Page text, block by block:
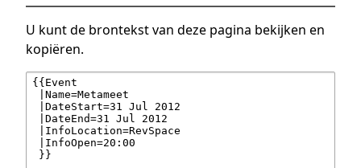
U kunt de brontekst van deze pagina bekijken en
kopiëren.